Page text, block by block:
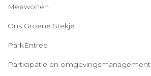
Meewonen
Ons Groene Stekje
ParkEntree
Participatie en omgevingsmanagement